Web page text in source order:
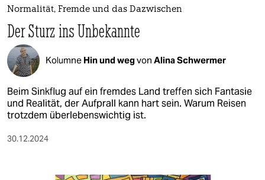
Normalität, Fremde und das Dazwischen
Der Sturz ins Unbekannte
Kolumne Hin und wegvon Alina Schwermer
Beim Sinkflug auf ein fremdes Land treffen sich Fantasie
und Realität, der Aufprall kann hart sein. Warum Reisen
trotzdem überlebenswichtig ist.
30.12.2024